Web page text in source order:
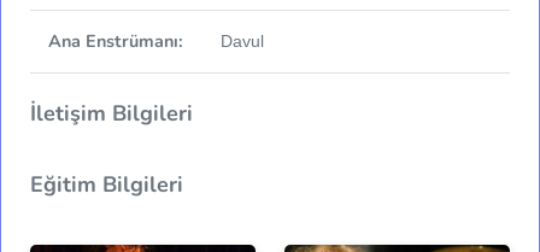
Ana Enstrümanı: Davul
İletişim Bilgileri
Eğitim Bilgileri